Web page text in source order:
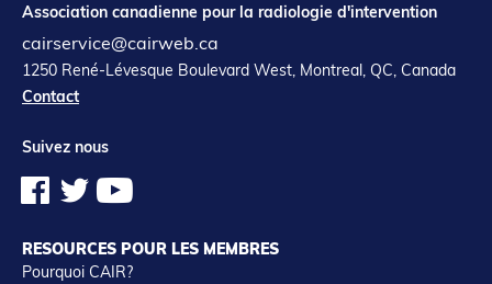
Association canadienne pour la radiologie d'intervention
cairservice@cairweb.ca
1250 René-Lévesque Boulevard West, Montreal, QC, Canada
Contact
Suivez nous
RESOURCES POUR LES MEMBRES
Pourquoi CAIR?